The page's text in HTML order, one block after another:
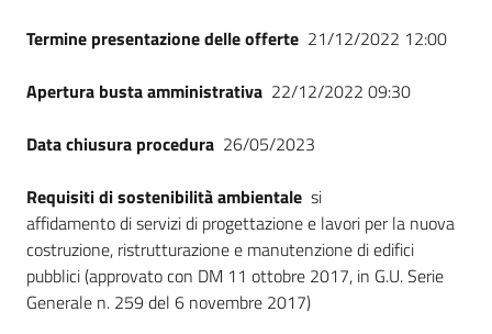
Termine presentazione delle offerte 21/12/2022 12:00
Apertura busta amministrativa 22/12/2022 09:30
Data chiusura procedura 26/05/2023
Requisiti di sostenibilità ambientale si
affidamento di servizi di progettazione e lavori per la nuova
costruzione, ristrutturazione e manutenzione di edifici
pubblici (approvato con DM 11 ottobre 2017, in G.U. Serie
Generale n. 259 del 6 novembre 2017)